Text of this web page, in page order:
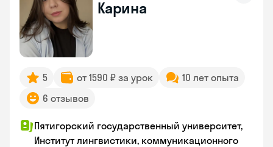
Карина
5 от 1590 ₽ за урок
10 лет опыта
6 отзывов
Пятигорский государственный университет,
Институт лингвистики, коммуникационного